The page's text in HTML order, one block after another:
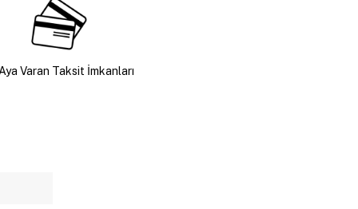
Varan Taksit İmkanları